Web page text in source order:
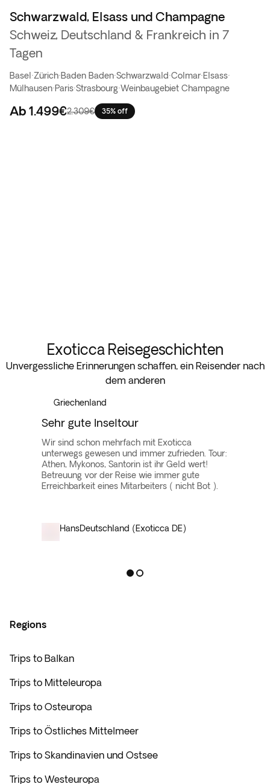
Schwarzwald, Elsass und Champagne
Schweiz, Deutschland & Frankreich in 7
Tagen
Basel ·Zürich·Baden Baden·Schwarzwald·Colmar·Elsass·
Mülhausen·Paris·Strasbourg·Weinbaugebiet Champagne
Ab 1.499€2.309€ 35% off
Exoticca Reisegeschichten
Unvergessliche Erinnerungen schaffen, ein Reisender nach
dem anderen
Griechenland
Sehr gute Inseltour
Wir sind schon mehrfach mit Exoticca
unterwegs gewesen und immer zufrieden. Tour:
Athen, Mykonos, Santorin ist ihr Geld wert!
Betreuung vor der Reise wie immer gute
Erreichbarkeit eines Mitarbeiters ( nicht Bot ).
HansDeutschland (Exoticca DE)
Regions
Trips to Balkan
Trips to Mitteleuropa
Trips to Osteuropa
Trips to Östliches Mittelmeer
Trips to Skandinavien und Ostsee
Trips to Westeuropa